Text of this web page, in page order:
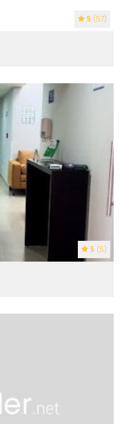
5 (57)
5 (5)